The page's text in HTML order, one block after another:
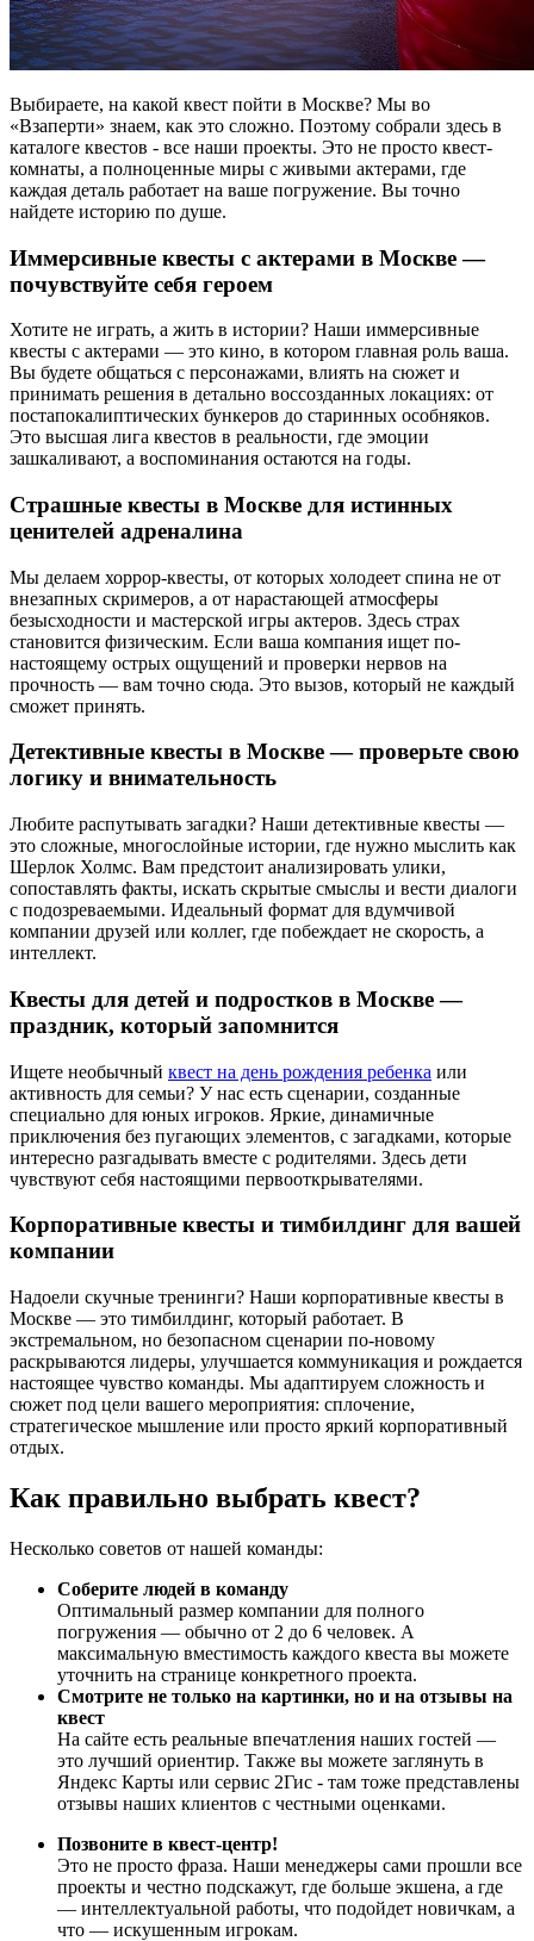
Выбираете, на какой квест пойти в Москве? Мы во
«Взаперти» знаем, как это сложно. Поэтому собрали здесь в
каталоге квестов - все наши проекты. Это не просто квест-
комнаты, а полноценные миры с живыми актерами, где
каждая деталь работает на ваше погружение. Вы точно
найдете историю по душе.
Иммерсивные квесты с актерами в Москве —
почувствуйте себя героем
Хотите не играть, а жить в истории? Наши иммерсивные
квесты с актерами — это кино, в котором главная роль ваша.
Вы будете общаться с персонажами, влиять на сюжет и
принимать решения в детально воссозданных локациях: от
постапокалиптических бункеров до старинных особняков.
Это высшая лига квестов в реальности, где эмоции
зашкаливают, а воспоминания остаются на годы.
Страшные квесты в Москве для истинных
ценителей адреналина
Мы делаем хоррор-квесты, от которых холодеет спина не от
внезапных скримеров, а от нарастающей атмосферы
безысходности и мастерской игры актеров. Здесь страх
становится физическим. Если ваша компания ищет по-
настоящему острых ощущений и проверки нервов на
прочность — вам точно сюда. Это вызов, который не каждый
сможет принять.
Детективные квесты в Москве — проверьте свою
логику и внимательность
Любите распутывать загадки? Наши детективные квесты —
это сложные, многослойные истории, где нужно мыслить как
Шерлок Холмс. Вам предстоит анализировать улики,
сопоставлять факты, искать скрытые смыслы и вести диалоги
с подозреваемыми. Идеальный формат для вдумчивой
компании друзей или коллег, где побеждает не скорость, а
интеллект.
Квесты для детей и подростков в Москве —
праздник, который запомнится
Ищете необычный квест на день рождения ребенка или
активность для семьи? У нас есть сценарии, созданные
специально для юных игроков. Яркие, динамичные
приключения без пугающих элементов, с загадками, которые
интересно разгадывать вместе с родителями. Здесь дети
чувствуют себя настоящими первооткрывателями.
Корпоративные квесты и тимбилдинг для вашей
компании
Надоели скучные тренинги? Наши корпоративные квесты в
Москве — это тимбилдинг, который работает. В
экстремальном, но безопасном сценарии по-новому
раскрываются лидеры, улучшается коммуникация и рождается
настоящее чувство команды. Мы адаптируем сложность и
сюжет под цели вашего мероприятия: сплочение,
стратегическое мышление или просто яркий корпоративный
отдых.
Как правильно выбрать квест?
Несколько советов от нашей команды:
Соберите людей в команду
Оптимальный размер компании для полного
погружения — обычно от 2 до 6 человек. А
максимальную вместимость каждого квеста вы можете
уточнить на странице конкретного проекта.
Смотрите не только на картинки, но и на отзывы на
квест
На сайте есть реальные впечатления наших гостей —
это лучший ориентир. Также вы можете заглянуть в
Яндекс Карты или сервис 2Гис - там тоже представлены
отзывы наших клиентов с честными оценками.
Позвоните в квест-центр!
Это не просто фраза. Наши менеджеры сами прошли все
проекты и честно подскажут, где больше экшена, а где
— интеллектуальной работы, что подойдет новичкам, а
что — искушенным игрокам.